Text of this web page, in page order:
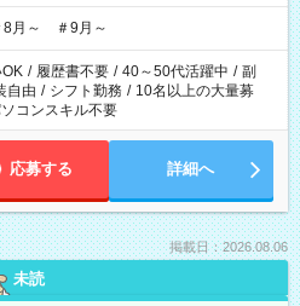
8月～ ＃9月～
OK / 履歴書不要 / 40～50代活躍中 / 副
自由 / シフト勤務 / 10名以上の大量募
コンスキル不要
応募する 詳細へ
掲載日：2026.08.06
未読